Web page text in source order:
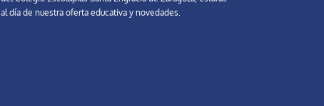
al día de nuestra oferta educativa y novedades.